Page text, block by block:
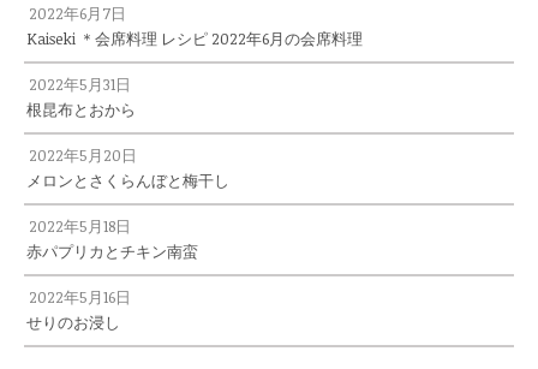
2022年6月7日
Kaiseki ＊会席料理 レシピ 2022年6月の会席料理
2022年5月31日
根昆布とおから
2022年5月20日
メロンとさくらんぼと梅干し
2022年5月18日
赤パプリカとチキン南蛮
2022年5月16日
せりのお浸し